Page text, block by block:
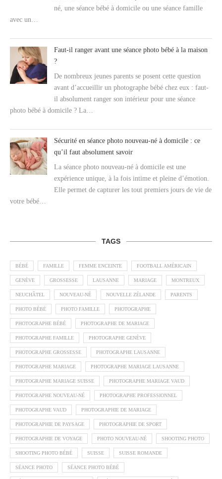
né, une séance bébé à domicile ou une séance famille
avec un…
Faut-il ranger avant une séance photo bébé à la maison
?
De nombreux jeunes parents se posent cette question
avant d’accueillir un photographe bébé chez eux : faut-
il absolument ranger son intérieur pour une séance
photo bébé à domicile ? La…
Sécurité en séance photo nouveau-né à domicile : ce
qu’il faut absolument savoir
La séance photo nouveau-né à domicile est une
expérience unique, à la fois intime et pleine d’émotion.
Elle permet de capturer les tout premiers jours de vie de
votre bébé…
TAGS
BÉBÉ FAMILLE FEMME ENCEINTE FOOTBALL AMÉRICAIN
GENÈVE GROSSESSE LAUSANNE MARIAGE MONTREUX
NEUCHÂTEL NOUVEAU-NÉ NOUVELLE ZÉLANDE PARENTS
PHOTO BÉBÉ PHOTO FAMILLE PHOTOGRAPHE
PHOTOGRAPHE BÉBÉ PHOTOGRAPHE DE MARIAGE
PHOTOGRAPHE FAMILLE PHOTOGRAPHE GENÈVE
PHOTOGRAPHE GROSSESSE PHOTOGRAPHE LAUSANNE
PHOTOGRAPHE MARIAGE PHOTOGRAPHE MARIAGE LAUSANNE
PHOTOGRAPHE MARIAGE SUISSE PHOTOGRAPHE MARIAGE VAUD
PHOTOGRAPHE NOUVEAU-NÉ PHOTOGRAPHE PROFESSIONNEL
PHOTOGRAPHE VAUD PHOTOGRAPHIE DE MARIAGE
PHOTOGRAPHIE DE PAYSAGE PHOTOGRAPHIE DE SPORT
PHOTOGRAPHIE DE VOYAGE PHOTO NOUVEAU-NÉ SHOOTING PHOTO
SHOOTING PHOTO BÉBÉ SUISSE SUISSE ROMANDE
SÉANCE PHOTO SÉANCE PHOTO BÉBÉ